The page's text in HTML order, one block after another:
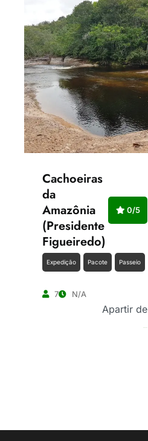
Cachoeiras
da
Amazônia
(Presidente
Figueiredo)
0/5
Expedição Pacote Passeio
7 N/A
Apartir de